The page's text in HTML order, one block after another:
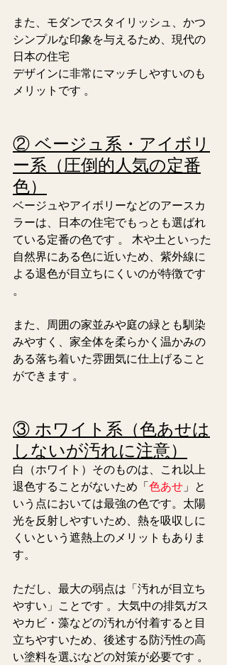
また、モダンでスタイリッシュ、かつ
シンプルな印象を与えるため、現代の
日本の住宅
デザインに非常にマッチしやすいのも
メリットです 。
② ベージュ系・アイボリ
ー系（圧倒的人気の定番
色）
ベージュやアイボリーなどのアースカ
ラーは、日本の住宅でもっとも選ばれ
ている定番の色です 。 木や土といった
自然界にある色に近いため、紫外線に
よる退色が目立ちにくいのが特徴です
。
また、周囲の家並みや庭の緑とも馴染
みやすく、家全体を柔らかく温かみの
ある落ち着いた雰囲気に仕上げること
ができます 。
③ ホワイト系（色あせは
しないが汚れに注意）
白（ホワイト）そのものは、これ以上
退色することがないため「 色あせ 」と
いう点においては最強の色です。太陽
光を反射しやすいため、熱を吸収しに
くいという遮熱上のメリットもありま
す。
ただし、最大の弱点は「汚れが目立ち
やすい」ことです 。大気中の排気ガス
やカビ・藻などの汚れが付着すると目
立ちやすいため、後述する防汚性の高
い塗料を選ぶなどの対策が必要です 。